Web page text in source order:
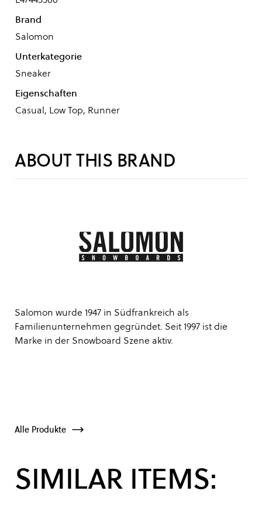
Brand
Salomon
Unterkategorie
Sneaker
Eigenschaften
Casual, Low Top, Runner
ABOUT THIS BRAND
Salomon wurde 1947 in Südfrankreich als
Familienunternehmen gegründet. Seit 1997 ist die
Marke in der Snowboard Szene aktiv.
Alle Produkte
SIMILAR ITEMS: